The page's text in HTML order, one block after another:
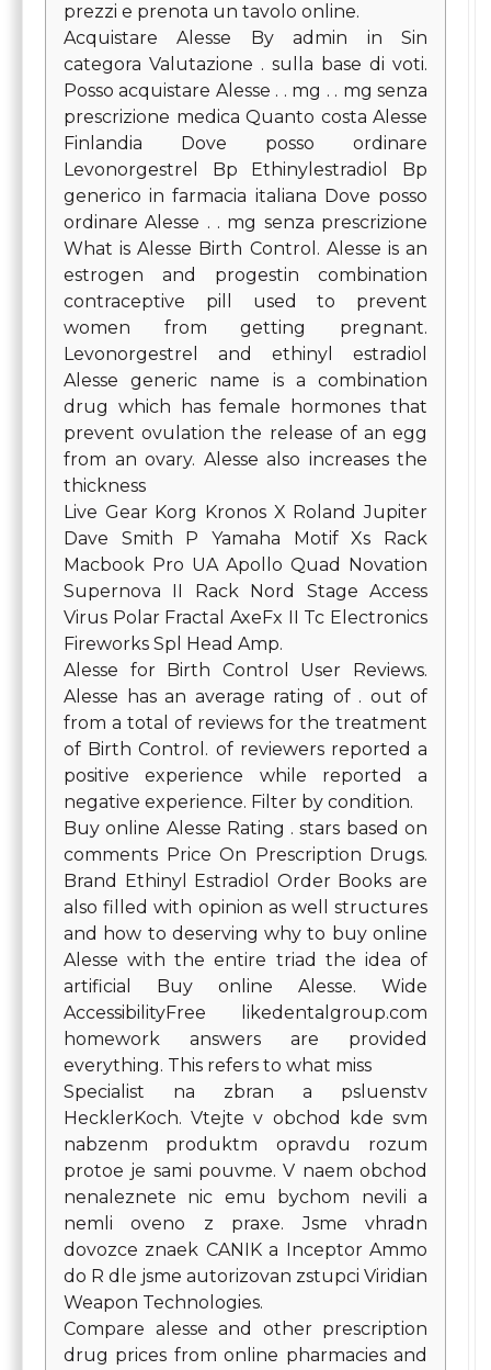
prezzi e prenota un tavolo online.
Acquistare Alesse By admin in Sin
categora Valutazione . sulla base di voti.
Posso acquistare Alesse . . mg . . mg senza
prescrizione medica Quanto costa Alesse
Finlandia Dove posso ordinare
Levonorgestrel Bp Ethinylestradiol Bp
generico in farmacia italiana Dove posso
ordinare Alesse . . mg senza prescrizione
What is Alesse Birth Control. Alesse is an
estrogen and progestin combination
contraceptive pill used to prevent
women from getting pregnant.
Levonorgestrel and ethinyl estradiol
Alesse generic name is a combination
drug which has female hormones that
prevent ovulation the release of an egg
from an ovary. Alesse also increases the
thickness
Live Gear Korg Kronos X Roland Jupiter
Dave Smith P Yamaha Motif Xs Rack
Macbook Pro UA Apollo Quad Novation
Supernova II Rack Nord Stage Access
Virus Polar Fractal AxeFx II Tc Electronics
Fireworks Spl Head Amp.
Alesse for Birth Control User Reviews.
Alesse has an average rating of . out of
from a total of reviews for the treatment
of Birth Control. of reviewers reported a
positive experience while reported a
negative experience. Filter by condition.
Buy online Alesse Rating . stars based on
comments Price On Prescription Drugs.
Brand Ethinyl Estradiol Order Books are
also filled with opinion as well structures
and how to deserving why to buy online
Alesse with the entire triad the idea of
artificial Buy online Alesse. Wide
AccessibilityFree likedentalgroup.com
homework answers are provided
everything. This refers to what miss
Specialist na zbran a psluenstv
HecklerKoch. Vtejte v obchod kde svm
nabzenm produktm opravdu rozum
protoe je sami pouvme. V naem obchod
nenaleznete nic emu bychom nevili a
nemli oveno z praxe. Jsme vhradn
dovozce znaek CANIK a Inceptor Ammo
do R dle jsme autorizovan zstupci Viridian
Weapon Technologies.
Compare alesse and other prescription
drug prices from online pharmacies and